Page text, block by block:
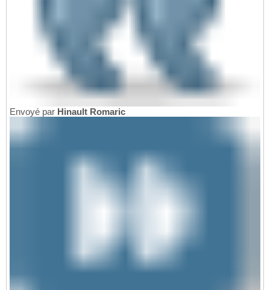
Envoyé par Hinault Romaric